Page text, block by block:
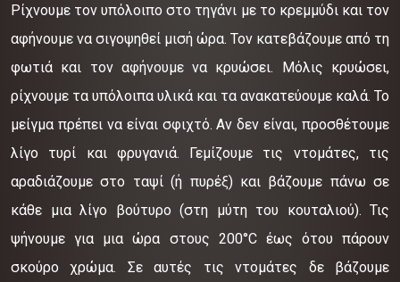
Ρίχνουμε τον υπόλοιπο στο τηγάνι με το κρεμμύδι και τον
αφήνουμε να σιγοψηθεί μισή ώρα. Τον κατεβάζουμε από τη
φωτιά και τον αφήνουμε να κρυώσει. Μόλις κρυώσει,
ρίχνουμε τα υπόλοιπα υλικά και τα ανακατεύουμε καλά. Το
μείγμα πρέπει να είναι σφιχτό. Αν δεν είναι, προσθέτουμε
λίγο τυρί και φρυγανιά. Γεμίζουμε τις ντομάτες, τις
αραδιάζουμε στο ταψί (ή πυρέξ) και βάζουμε πάνω σε
κάθε μια λίγο βούτυρο (στη μύτη του κουταλιού). Τις
ψήνουμε για μια ώρα στους 200°C έως ότου πάρουν
σκούρο χρώμα. Σε αυτές τις ντομάτες δε βάζουμε